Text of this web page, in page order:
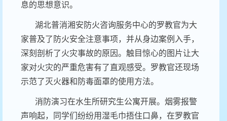
息的思想意识。
湖北普消湘安防火咨询服务中心的罗教官为大
家普及了防火安全注意事项，并从身边案例入手，
深刻剖析了火灾事故的原因。触目惊心的图片让大
家对火灾的严重危害有了直观感受。罗教官还现场
示范了灭火器和防毒面罩的使用方法。
消防演习在水生所研究生公寓开展。烟雾报警
声响起，同学们纷纷用湿毛巾捂住口鼻，在罗教官